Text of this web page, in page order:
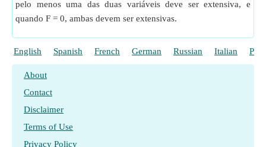
pelo menos uma das duas variáveis deve ser extensiva, e
quando F = 0, ambas devem ser extensivas.
English Spanish French German Russian Italian
About
Contact
Disclaimer
Terms of Use
Privacy Policy